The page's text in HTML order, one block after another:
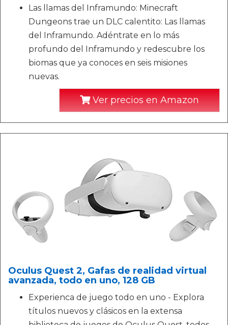
Las llamas del Inframundo: Minecraft
Dungeons trae un DLC calentito: Las llamas
del Inframundo. Adéntrate en lo más
profundo del Inframundo y redescubre los
biomas que ya conoces en seis misiones
nuevas.
Ver precios en Amazon
Oculus Quest 2, Gafas de realidad virtual
avanzada, todo en uno, 128 GB
Experienca de juego todo en uno - Explora
títulos nuevos y clásicos en la extensa